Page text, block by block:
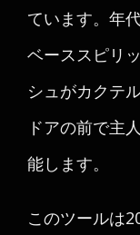
ています。年
ベーススピリ
シュがカクテ
ドアの前で主
能します。
このツールは